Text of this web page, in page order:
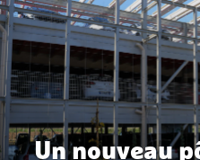
Un nouveau